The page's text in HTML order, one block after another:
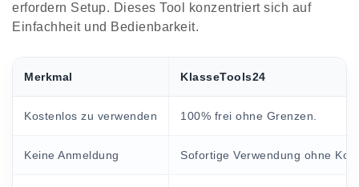
erfordern Setup. Dieses Tool konzentriert sich auf
Einfachheit und Bedienbarkeit.
Merkmal KlasseTools24
Kostenlos zu verwenden 100% frei ohne Grenzen.
Keine Anmeldung Sofortige Verwendung ohne